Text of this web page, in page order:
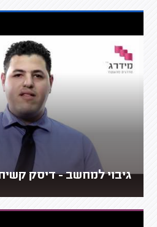
גיבוי למחשב - דיסק קשיח